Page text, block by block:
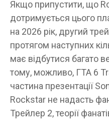
Якщо припустити, що
дотримується цього
на 2026 рік, другий
протягом наступних
має відбутися багато
тому, можливо, ГТА 6
частина презентації
Rockstar не надасть
Трейлер 2, теорії